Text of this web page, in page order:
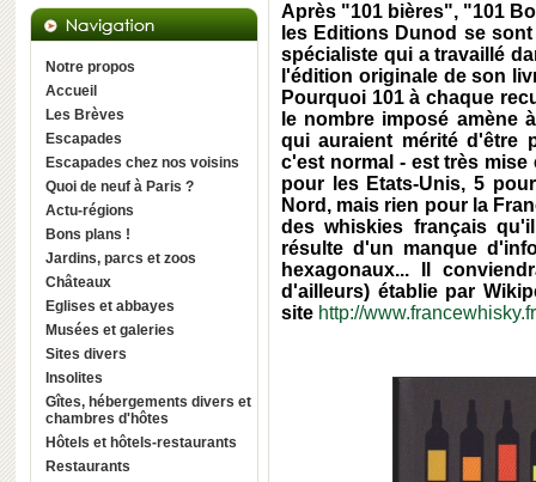
Notre propos
Accueil
Les Brèves
Escapades
Escapades chez nos voisins
Quoi de neuf à Paris ?
Actu-régions
Bons plans !
Jardins, parcs et zoos
Châteaux
Eglises et abbayes
Musées et galeries
Sites divers
Insolites
Gîtes, hébergements divers et
chambres d'hôtes
Hôtels et hôtels-restaurants
Restaurants
Après "101 bières", "101
les Editions Dunod se
spécialiste qui a travaillé
l'édition originale de son
Pourquoi 101 à chaque
le nombre imposé amène
qui auraient mérité d'être
c'est normal - est très
pour les Etats-Unis, 5
Nord, mais rien pour la
des whiskies français
résulte d'un manque
hexagonaux... Il
d'ailleurs) établie par
site http://www.francewhisky.fr